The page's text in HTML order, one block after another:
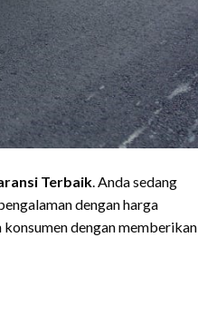
Terbaik. Anda sedang
dengan harga
dengan memberikan